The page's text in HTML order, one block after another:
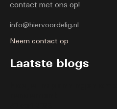
contact met ons op!
info@hiervoordelig.nl
Neem contact op
Laatste blogs